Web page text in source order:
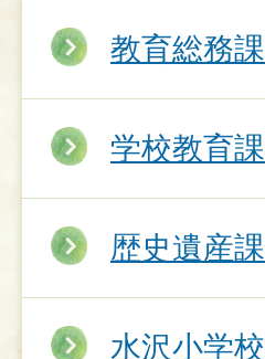
教育総務課
学校教育課
歴史遺産課
水沢小学校